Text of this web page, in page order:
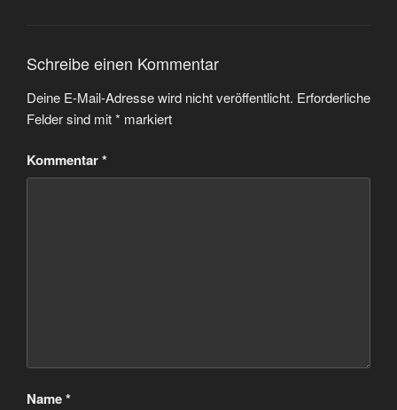
Schreibe einen Kommentar
Deine E-Mail-Adresse wird nicht veröffentlicht. Erforderliche
Felder sind mit* markiert
Kommentar*
Name*